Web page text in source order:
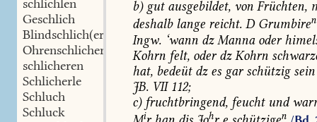
schlichlen
Geschlich
Blindschlich(er)
Ohrenschlicher
schlicheren
Schlicherle
Schluch
Schluck
b) gutausgebildet, von Früchten,
deshalblange reicht. DGrumbiren
Ingw. ‘wann dzMannaoder
Kohrn felt, oderdzKohrn
hat, bedeütdzes garschützigsein
JB. VII112;
c) fruchtbringend, feuchtund
i h n